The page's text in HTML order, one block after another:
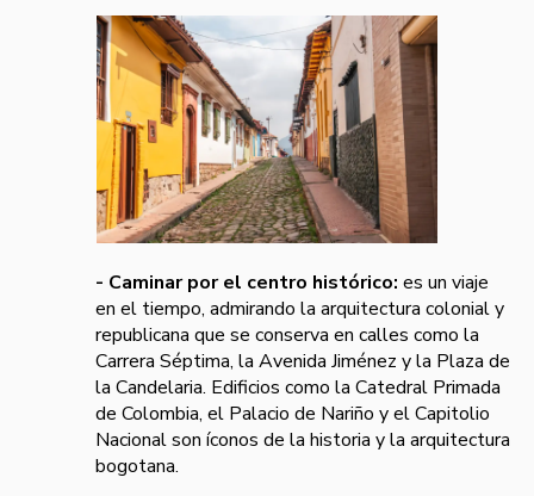
- Caminar por el centro histórico: es un viaje
en el tiempo, admirando la arquitectura colonial y
republicana que se conserva en calles como la
Carrera Séptima, la Avenida Jiménez y la Plaza de
la Candelaria. Edificios como la Catedral Primada
de Colombia, el Palacio de Nariño y el Capitolio
Nacional son íconos de la historia y la arquitectura
bogotana.